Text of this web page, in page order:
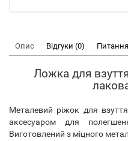
Опис Відгуки (0)
Ложка для
Металевий ріжок для
аксесуаром для
Виготовлений з міцного